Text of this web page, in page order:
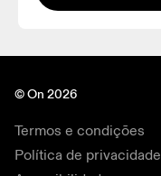
© On 2026
Termos e condições
Política de privacidade